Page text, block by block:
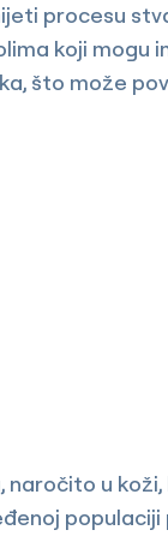
procesu
koji mogu
što može
u koži,
populaciji